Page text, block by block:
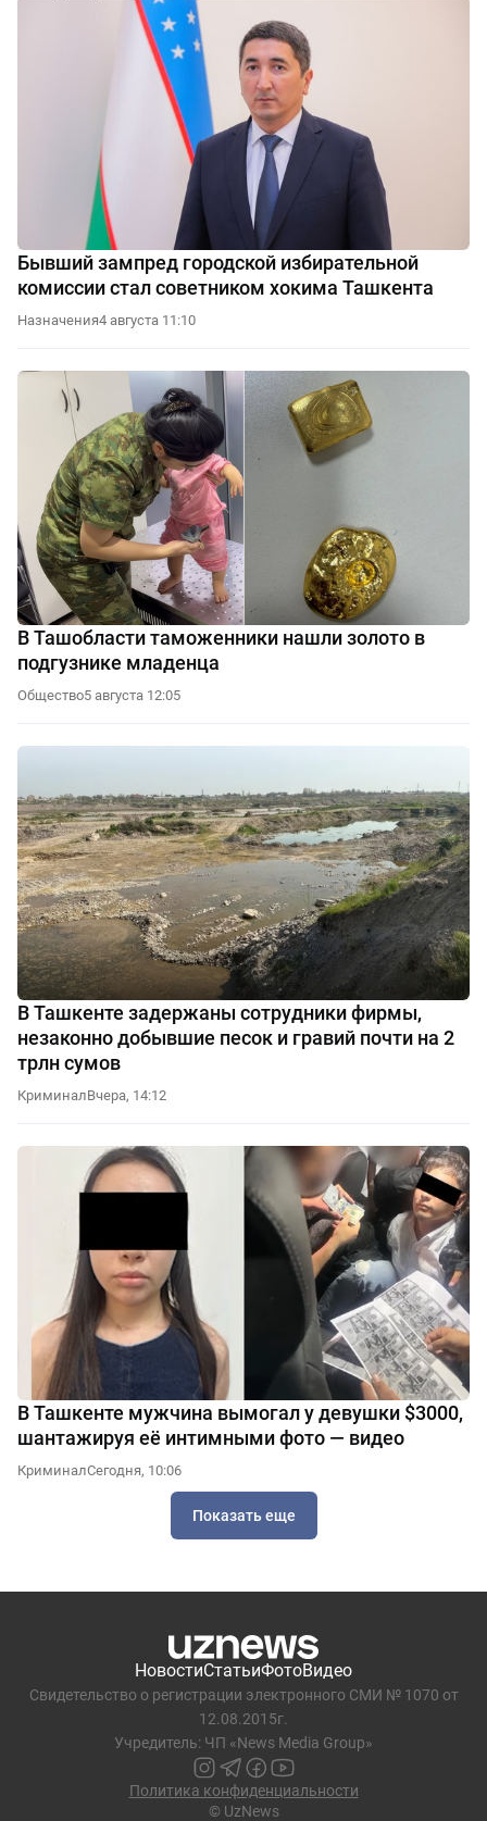
Бывший зампред городской избирательной
комиссии стал советником хокима Ташкента
Назначения4 августа 11:10
В Ташобласти таможенники нашли золото в
подгузнике младенца
Общество5 августа 12:05
В Ташкенте задержаны сотрудники фирмы,
незаконно добывшие песок и гравий почти на 2
трлн сумов
КриминалВчера, 14:12
В Ташкенте мужчина вымогал у девушки $3000,
шантажируя её интимными фото — видео
КриминалСегодня, 10:06
Показать еще
НовостиСтатьиФотоВидео
Свидетельство о регистрации электронного СМИ № 1070 от
12.08.2015г.
Учредитель: ЧП «News Media Group»
Политика конфиденциальности
© UzNews